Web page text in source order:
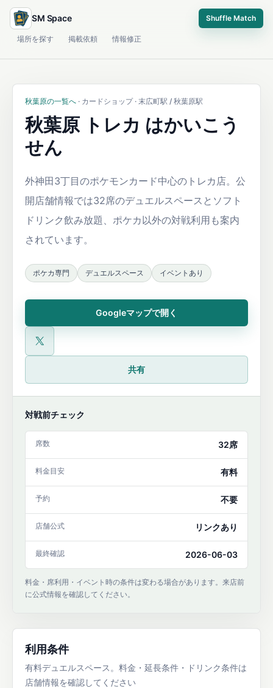
SM Space Shuffle Match
場所を探す 掲載依頼 情報修正
秋葉原の一覧へ · カードショップ · 末広町駅 / 秋葉原駅
秋葉原 トレカ はかいこう
せん
外神田3丁目のポケモンカード中心のトレカ店。公
開店舗情報では32席のデュエルスペースとソフト
ドリンク飲み放題、ポケカ以外の対戦利用も案内
されています。
ポケカ専門 デュエルスペース イベントあり
Googleマップで開く
公式X
共有
対戦前チェック
席数 32席
料金目安 有料
予約 不要
店舗公式 リンクあり
最終確認 2026-06-03
料金・席利用・イベント時の条件は変わる場合があります。来店前
に公式情報を確認してください。
利用条件
有料デュエルスペース。料金・延長条件・ドリンク条件は
店舗情報を確認してください